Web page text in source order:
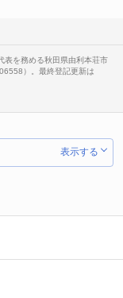
表を務める秋田県由利本荘市
）。最終登記更新は
表示する